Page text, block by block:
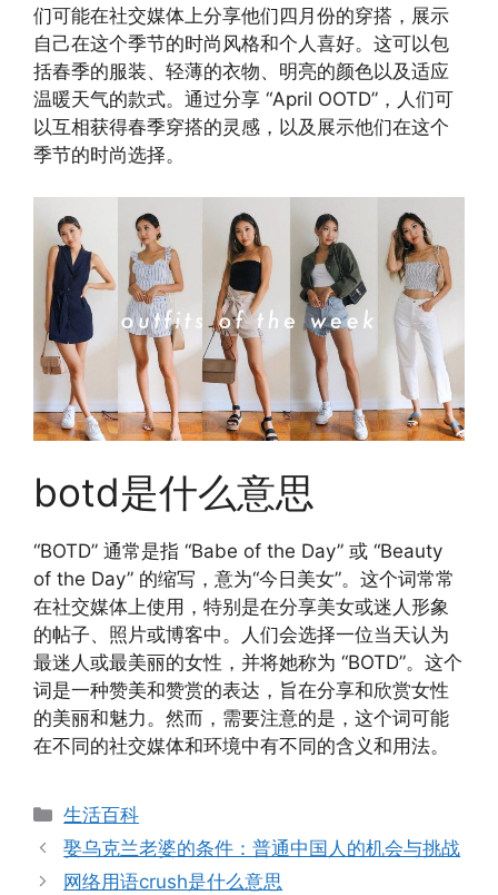
们可能在社交媒体上分享他们四月份的穿搭，展示
自己在这个季节的时尚风格和个人喜好。这可以包
括春季的服装、轻薄的衣物、明亮的颜色以及适应
温暖天气的款式。通过分享 “April OOTD”，人们可
以互相获得春季穿搭的灵感，以及展示他们在这个
季节的时尚选择。
botd是什么意思
“BOTD” 通常是指 “Babe of the Day” 或 “Beauty
of the Day” 的缩写，意为“今日美女”。这个词常常
在社交媒体上使用，特别是在分享美女或迷人形象
的帖子、照片或博客中。人们会选择一位当天认为
最迷人或最美丽的女性，并将她称为 “BOTD”。这个
词是一种赞美和赞赏的表达，旨在分享和欣赏女性
的美丽和魅力。然而，需要注意的是，这个词可能
在不同的社交媒体和环境中有不同的含义和用法。
分
类
生活百科
娶乌克兰老婆的条件：普通中国人的机会与挑战
网络用语crush是什么意思